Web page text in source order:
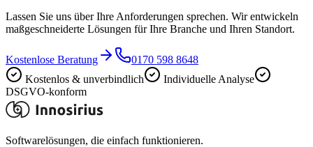
Lassen Sie uns über Ihre Anforderungen sprechen. Wir entwickeln
maßgeschneiderte Lösungen für Ihre Branche und Ihren Standort.
Kostenlose Beratung
0170 598 8648
Kostenlos & unverbindlich
Individuelle Analyse
DSGVO-konform
Softwarelösungen, die einfach funktionieren.